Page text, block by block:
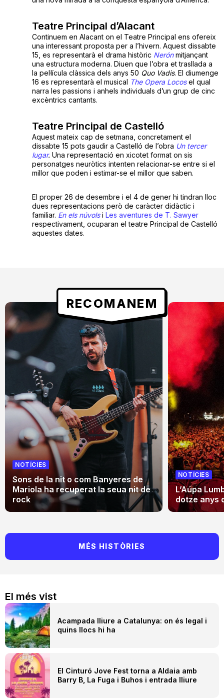
Teatre Principal d’Alacant
Continuem en Alacant on el Teatre Principal ens ofereix
una interessant proposta per a l’hivern. Aquest dissabte
15, es representarà el drama històric Nerónmitjançant
una estructura moderna. Diuen que l’obra et trasllada a
la pel·lícula clàssica dels anys 50 Quo Vadis. El diumenge
16 es representarà el musical The Opera Locos el qual
narra les passions i anhels individuals d’un grup de cinc
excèntrics cantants.
Teatre Principal de Castelló
Aquest mateix cap de setmana, concretament el
dissabte 15 pots gaudir a Castelló de l’obra Un tercer
lugar. Una representació en xicotet format on sis
personatges neuròtics intenten relacionar-se entre si el
millor que poden i estimar-se el millor que saben.
El proper 26 de desembre i el 4 de gener hi tindran lloc
dues representacions però de caràcter didàctic i
familiar. En els núvolsi Les aventures de T. Sawyer
respectivament, ocuparan el teatre Principal de Castelló
aquestes dates.
El més vist
Acampada lliure a Catalunya: on és legal i
quins llocs hi ha
El Cinturó Jove Fest torna a Aldaia amb
Barry B, La Fuga i Buhos i entrada lliure
RECOMANEM
NOTÍCIES
Sons de la nit o com Banyeres de
Mariola ha recuperat la seua nit de
rock
NOTÍCIES
L’Aúpa
dotze anys
MÉS HISTÒRIES